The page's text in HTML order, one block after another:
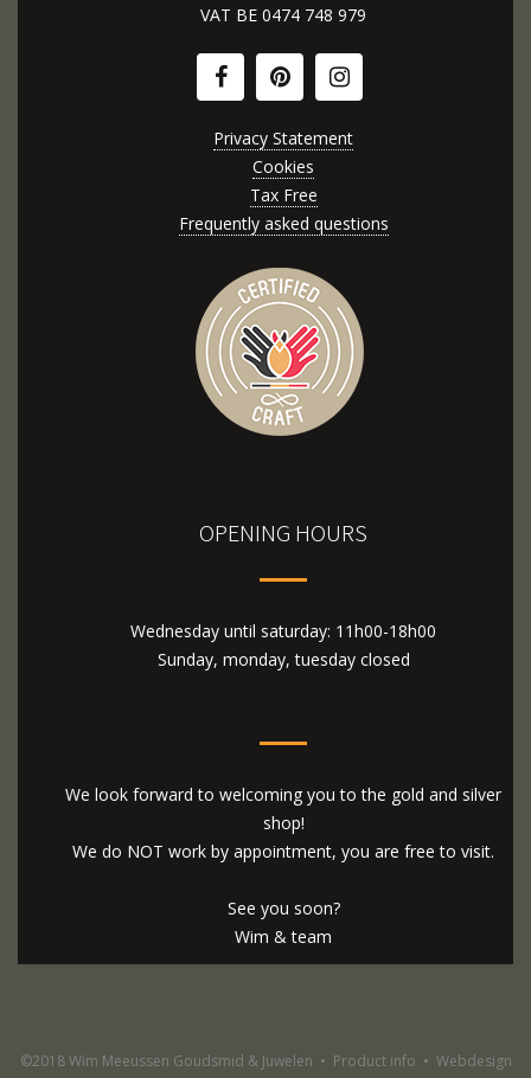
VAT BE 0474 748 979
Privacy Statement
Cookies
Tax Free
Frequently asked questions
OPENING HOURS
Wednesday until saturday: 11h00-18h00
Sunday, monday, tuesday closed
We look forward to welcoming you to the gold and silver
shop!
We do NOT work by appointment, you are free to visit.
See you soon?
Wim & team
©2018 Wim Meeussen Goudsmid & Juwelen • Product info • Webdesign